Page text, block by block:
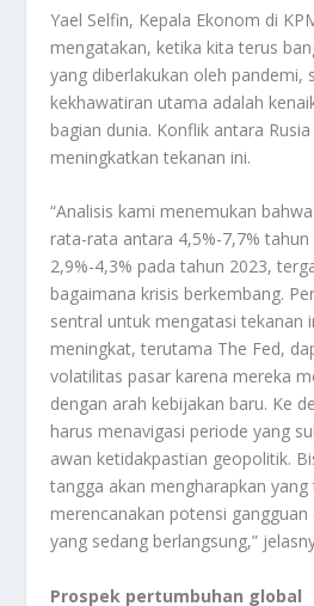
Yael Selfin, Kepala Ekonom di
mengatakan, ketika kita terus
yang diberlakukan oleh pandemi,
kekhawatiran utama adalah
bagian dunia. Konflik antara
meningkatkan tekanan ini.
“Analisis kami menemukan
rata-rata antara 4,5%-7,7%
2,9%-4,3% pada tahun 2023,
bagaimana krisis berkembang.
sentral untuk mengatasi tekanan
meningkat, terutama The Fed,
volatilitas pasar karena mereka
dengan arah kebijakan baru. Ke
harus menavigasi periode yang
awan ketidakpastian geopolitik.
tangga akan mengharapkan
merencanakan potensi
yang sedang berlangsung,”
Prospek pertumbuhan global